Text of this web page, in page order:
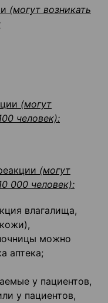
(могут возникать
(могут
человек):
(могут
000 человек):
влагалища,
можно
аптека;
у пациентов,
у пациентов,